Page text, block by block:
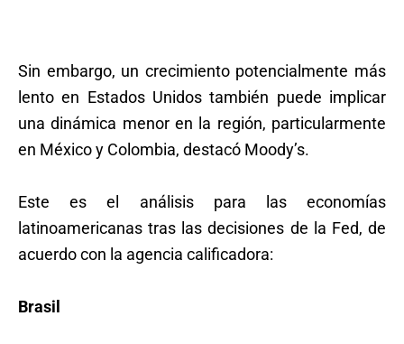
Sin embargo, un crecimiento potencialmente más
lento en Estados Unidos también puede implicar
una dinámica menor en la región, particularmente
en México y Colombia, destacó Moody’s.
Este es el análisis para las economías
latinoamericanas tras las decisiones de la Fed, de
acuerdo con la agencia calificadora:
Brasil